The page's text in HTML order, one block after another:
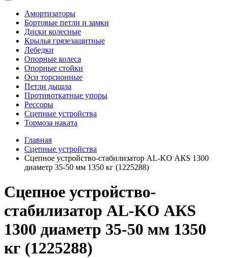
Амортизаторы
Бортовые петли и замки
Диски колесные
Крылья грязезащитные
Лебедки
Опорные колеса
Опорные стойки
Оси торсионные
Петли дышла
Противоткатные упоры
Рессоры
Сцепные устройства
Тормоза наката
Главная
Сцепные устройства
Сцепное устройство-стабилизатор AL-KO АКЅ 1300
диаметр 35-50 мм 1350 кг (1225288)
Сцепное устройство-
стабилизатор AL-KO АКЅ
1300 диаметр 35-50 мм 1350
кг (1225288)